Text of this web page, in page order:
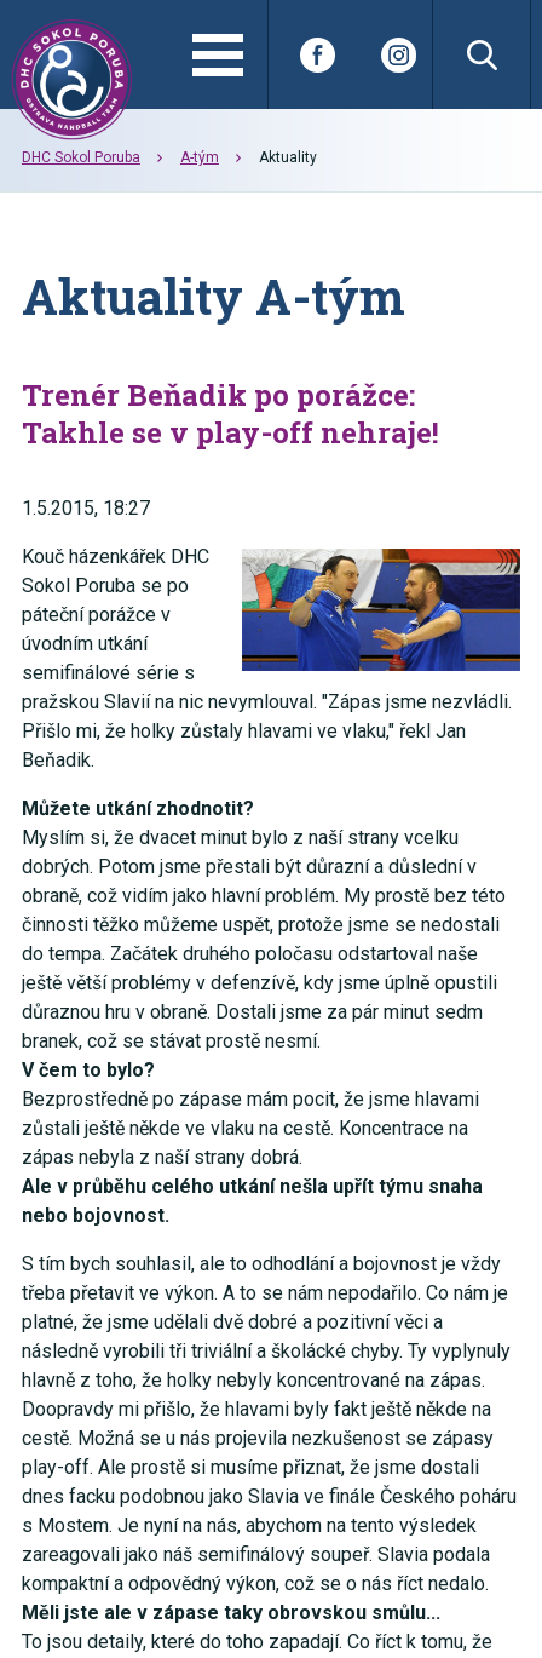
DHC Sokol Poruba A-tým Aktuality
Aktuality A-tým
Trenér Beňadik po porážce:
Takhle se v play-off nehraje!
1.5.2015, 18:27
Kouč házenkářek DHC
Sokol Poruba se po
páteční porážce v
úvodním utkání
semifinálové série s
pražskou Slavií na nic nevymlouval. "Zápas jsme nezvládli.
Přišlo mi, že holky zůstaly hlavami ve vlaku," řekl Jan
Beňadik.
Můžete utkání zhodnotit?
Myslím si, že dvacet minut bylo z naší strany vcelku
dobrých. Potom jsme přestali být důrazní a důslední v
obraně, což vidím jako hlavní problém. My prostě bez této
činnosti těžko můžeme uspět, protože jsme se nedostali
do tempa. Začátek druhého poločasu odstartoval naše
ještě větší problémy v defenzívě, kdy jsme úplně opustili
důraznou hru v obraně. Dostali jsme za pár minut sedm
branek, což se stávat prostě nesmí.
V čem to bylo?
Bezprostředně po zápase mám pocit, že jsme hlavami
zůstali ještě někde ve vlaku na cestě. Koncentrace na
zápas nebyla z naší strany dobrá.
Ale v průběhu celého utkání nešla upřít týmu snaha
nebo bojovnost.
S tím bych souhlasil, ale to odhodlání a bojovnost je vždy
třeba přetavit ve výkon. A to se nám nepodařilo. Co nám je
platné, že jsme udělali dvě dobré a pozitivní věci a
následně vyrobili tři triviální a školácké chyby. Ty vyplynuly
hlavně z toho, že holky nebyly koncentrované na zápas.
Doopravdy mi přišlo, že hlavami byly fakt ještě někde na
cestě. Možná se u nás projevila nezkušenost se zápasy
play-off. Ale prostě si musíme přiznat, že jsme dostali
dnes facku podobnou jako Slavia ve finále Českého poháru
s Mostem. Je nyní na nás, abychom na tento výsledek
zareagovali jako náš semifinálový soupeř. Slavia podala
kompaktní a odpovědný výkon, což se o nás říct nedalo.
Měli jste ale v zápase taky obrovskou smůlu...
To jsou detaily, které do toho zapadají. Co říct k tomu, že